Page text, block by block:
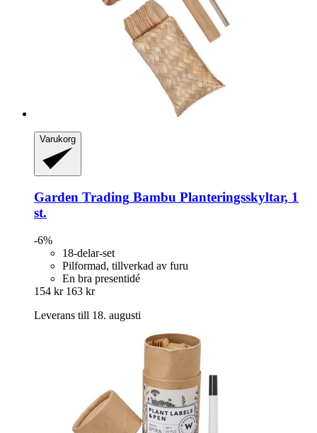
Varukorg
Garden Trading Bambu Planteringsskyltar, 1
st.
-6%
18-delar-set
Pilformad, tillverkad av furu
En bra presentidé
154 kr 163 kr
Leverans till 18. augusti